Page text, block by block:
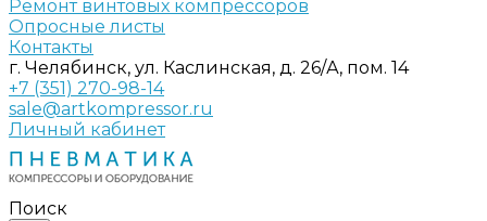
Ремонт винтовых компрессоров
Опросные листы
Контакты
г. Челябинск, ул. Каслинская, д. 26/А, пом. 14
+7 (351) 270-98-14
sale@artkompressor.ru
Личный кабинет
Поиск